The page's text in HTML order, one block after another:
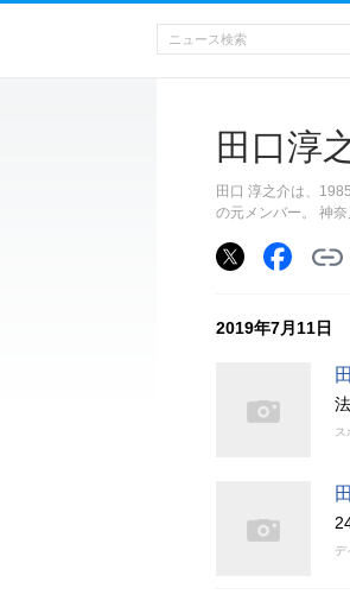
田口淳
田口 淳之介は、
の元メンバー。 神奈
2019年7月11日
ス
デ